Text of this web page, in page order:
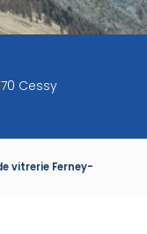
Cessy
vitrerie Ferney-